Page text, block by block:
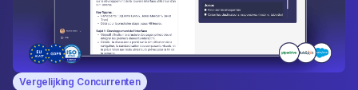
Vergelijking Concurrenten